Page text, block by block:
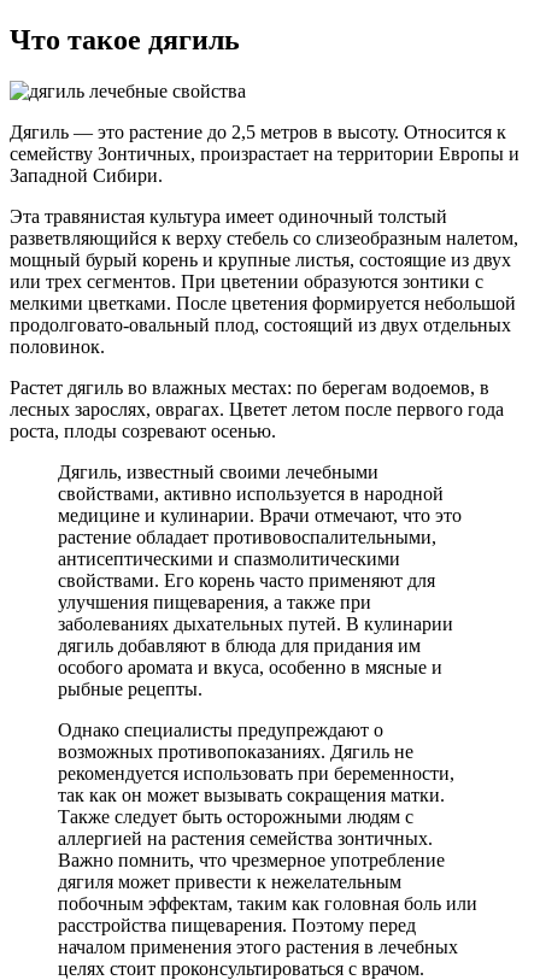
Что такое дягиль
Дягиль — это растение до 2,5 метров в высоту. Относится к
семейству Зонтичных, произрастает на территории Европы и
Западной Сибири.
Эта травянистая культура имеет одиночный толстый
разветвляющийся к верху стебель со слизеобразным налетом,
мощный бурый корень и крупные листья, состоящие из двух
или трех сегментов. При цветении образуются зонтики с
мелкими цветками. После цветения формируется небольшой
продолговато-овальный плод, состоящий из двух отдельных
половинок.
Растет дягиль во влажных местах: по берегам водоемов, в
лесных зарослях, оврагах. Цветет летом после первого года
роста, плоды созревают осенью.
Дягиль, известный своими лечебными
свойствами, активно используется в народной
медицине и кулинарии. Врачи отмечают, что это
растение обладает противовоспалительными,
антисептическими и спазмолитическими
свойствами. Его корень часто применяют для
улучшения пищеварения, а также при
заболеваниях дыхательных путей. В кулинарии
дягиль добавляют в блюда для придания им
особого аромата и вкуса, особенно в мясные и
рыбные рецепты.
Однако специалисты предупреждают о
возможных противопоказаниях. Дягиль не
рекомендуется использовать при беременности,
так как он может вызывать сокращения матки.
Также следует быть осторожными людям с
аллергией на растения семейства зонтичных.
Важно помнить, что чрезмерное употребление
дягиля может привести к нежелательным
побочным эффектам, таким как головная боль или
расстройства пищеварения. Поэтому перед
началом применения этого растения в лечебных
целях стоит проконсультироваться с врачом.